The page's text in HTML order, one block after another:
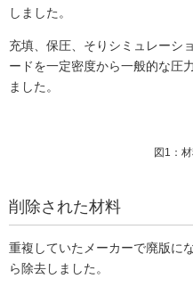
しました。
充填、保圧、そりシミュレーシ
ードを一定密度から一般的な圧
ました。
図1：
削除された材料
重複していたメーカーで廃版に
ら除去しました。